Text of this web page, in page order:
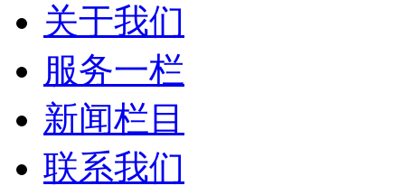
关于我们
服务一栏
新闻栏目
联系我们